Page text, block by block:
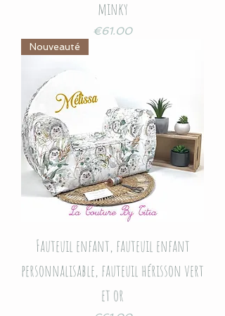
minky
Price
€61.00
Nouveauté
Fauteuil enfant, fauteuil enfant
personnalisable, fauteuil hérisson vert
et or